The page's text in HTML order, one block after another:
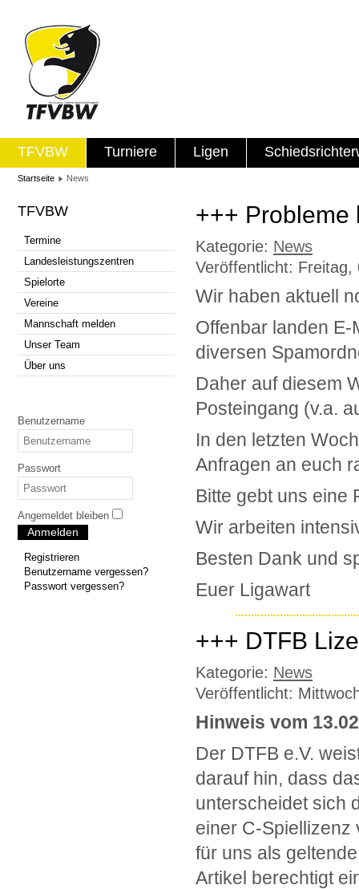
TFVBW Turniere Ligen
Startseite News
TFVBW
Termine
Landesleistungszentren
Spielorte
Vereine
Mannschaft melden
Unser Team
Über uns
Benutzername
Passwort
Angemeldet bleiben
Anmelden
Registrieren
Benutzername vergessen?
Passwort vergessen?
+++ Probleme
Kategorie: News
Veröffentlicht: Freitag,
Wir haben aktuell
Offenbar landen
diversen
Daher auf diesem
Posteingang (v.a.
In den letzten
Anfragen an euch
Bitte gebt uns eine
Wir arbeiten
Besten Dank und
Euer Ligawart
+++ DTFB
Kategorie: News
Veröffentlicht:
Hinweis vom
Der DTFB e.V.
darauf hin, dass
unterscheidet sich
einer C-Spiellizenz
für uns als
Artikel berechtigt